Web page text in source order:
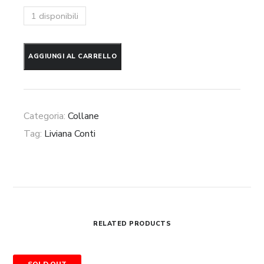
1 disponibili
Collana
Liviana
Conti
AGGIUNGI AL CARRELLO
Categoria:Collane
Tag: Liviana Conti
RELATED PRODUCTS
Borsa